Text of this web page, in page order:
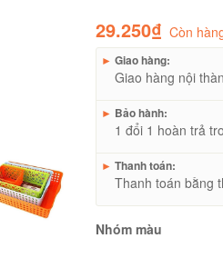
29.250₫ Còn
► Giao hàng:
Giao hàng nội
► Bảo hành:
1 đổi 1 hoàn trả
► Thanh toán:
Thanh toán bằng
Nhóm màu